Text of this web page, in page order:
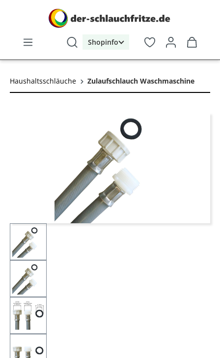
Shopinfo
Haushaltsschläuche Zulaufschlauch Waschmaschine